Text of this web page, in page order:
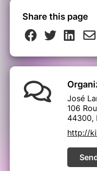
Share this page
José
106
44300,
http://